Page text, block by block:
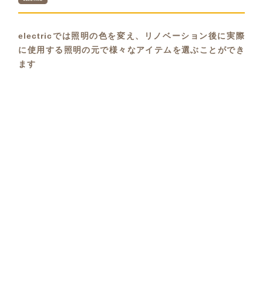
electricでは照明の色を変え、リノベーション後に実際
に使用する照明の元で様々なアイテムを選ぶことができ
ます